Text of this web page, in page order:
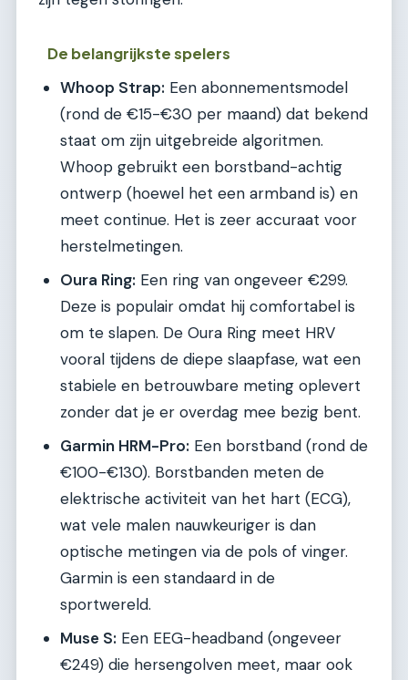
De belangrijkste spelers
Whoop Strap: Een abonnementsmodel
(rond de €15-€30 per maand) dat bekend
staat om zijn uitgebreide algoritmen.
Whoop gebruikt een borstband-achtig
ontwerp (hoewel het een armband is) en
meet continue. Het is zeer accuraat voor
herstelmetingen.
Oura Ring: Een ring van ongeveer €299.
Deze is populair omdat hij comfortabel is
om te slapen. De Oura Ring meet HRV
vooral tijdens de diepe slaapfase, wat een
stabiele en betrouwbare meting oplevert
zonder dat je er overdag mee bezig bent.
Garmin HRM-Pro: Een borstband (rond de
€100-€130). Borstbanden meten de
elektrische activiteit van het hart (ECG),
wat vele malen nauwkeuriger is dan
optische metingen via de pols of vinger.
Garmin is een standaard in de
sportwereld.
Muse S: Een EEG-headband (ongeveer
€249) die hersengolven meet, maar ook